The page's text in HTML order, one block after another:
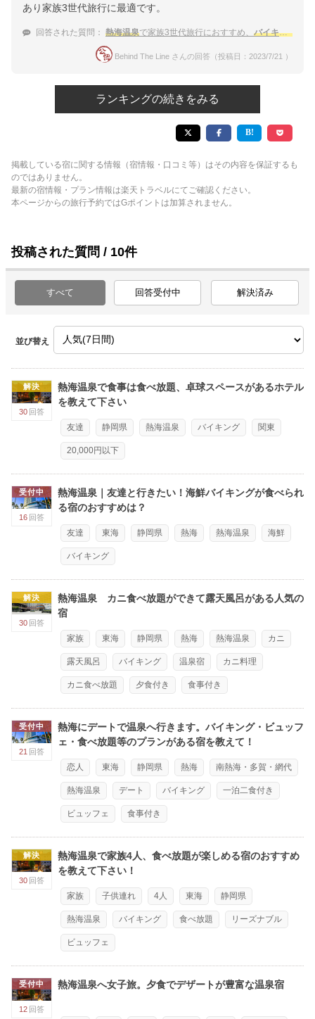
あり家族3世代旅行に最適です。
回答された質問： 熱海温泉で家族3世代旅行におすすめ、 バイキング
Behind The Line さんの回答（投稿日：2023/7/21 ）
ランキングの続きをみる
掲載している宿に関する情報（宿情報・口コミ等）はその内容を保証するも
のではありません。
最新の宿情報・プラン情報は楽天トラベルにてご確認ください。
本ページからの旅行予約ではGポイントは加算されません。
投稿された質問 / 10件
すべて 回答受付中 解決済み
並び替え
解決
30 回答
熱海温泉で食事は食べ放題、卓球スペースがあるホテル
を教えて下さい
友達 静岡県 熱海温泉 バイキング 関東
20,000円以下
受付中
16 回答
熱海温泉｜友達と行きたい！海鮮バイキングが食べられ
る宿のおすすめは？
友達 東海 静岡県 熱海 熱海温泉 海鮮
バイキング
解決
30 回答
熱海温泉 カニ食べ放題ができて露天風呂がある人気の
宿
家族 東海 静岡県 熱海 熱海温泉 カニ
露天風呂 バイキング 温泉宿 カニ料理
カニ食べ放題 夕食付き 食事付き
受付中
21 回答
熱海にデートで温泉へ行きます。バイキング・ビュッフ
ェ・食べ放題等のプランがある宿を教えて！
恋人 東海 静岡県 熱海 南熱海・多賀・網代
熱海温泉 デート バイキング 一泊二食付き
ビュッフェ 食事付き
解決
30 回答
熱海温泉で家族4人、食べ放題が楽しめる宿のおすすめ
を教えて下さい！
家族 子供連れ 4人 東海 静岡県
熱海温泉 バイキング 食べ放題 リーズナブル
ビュッフェ
受付中
12 回答
熱海温泉へ女子旅。夕食でデザートが豊富な温泉宿